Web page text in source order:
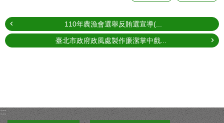
110年農漁會選舉反賄選宣導(...
臺北市政府政風處製作廉潔掌中戲...
:::